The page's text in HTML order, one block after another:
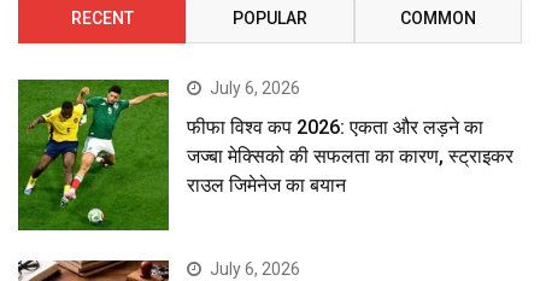
RECENT POPULAR COMMON
July 6, 2026
फीफा विश्व कप 2026: एकता और लड़ने का
जज्बा मेक्सिको की सफलता का कारण, स्ट्राइकर
राउल जिमेनेज का बयान
July 6, 2026